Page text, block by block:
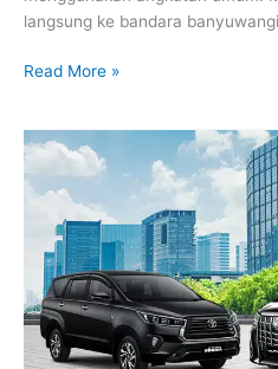
langsung ke bandara
Read More »
Sewa
Plus
Driver
Banyuwangi